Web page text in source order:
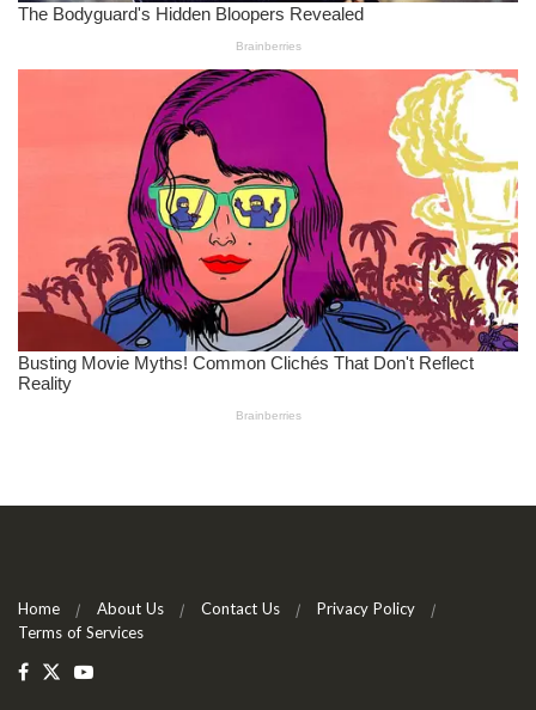
Home About Us Contact Us
Privacy Policy
Terms of Services